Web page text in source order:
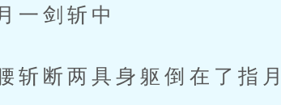
一剑斩中
断两具身躯倒在了指